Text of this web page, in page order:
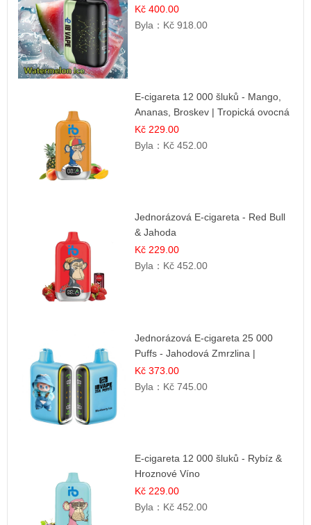
příchuť
Kč 400.00
Byla： Kč 918.00
E-cigareta 12 000 šluků - Mango,
Ananas, Broskev | Tropická ovocná
směs
Kč 229.00
Byla： Kč 452.00
Jednorázová E-cigareta - Red Bull
& Jahoda
Kč 229.00
Byla： Kč 452.00
Jednorázová E-cigareta 25 000
Puffs - Jahodová Zmrzlina |
Krémová sladká příchuť
Kč 373.00
Byla： Kč 745.00
E-cigareta 12 000 šluků - Rybíz &
Hroznové Víno
Kč 229.00
Byla： Kč 452.00